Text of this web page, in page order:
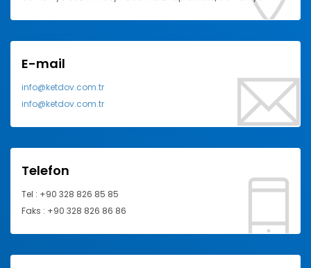
E-mail
info@ketdov.com.tr
info@ketdov.com.tr
Telefon
Tel : +90 328 826 85 85
Faks : +90 328 826 86 86